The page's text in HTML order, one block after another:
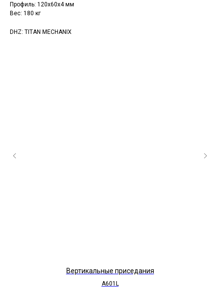
Профиль: 120x60x4 мм
Вес: 180 кг
DHZ: TITAN MECHANIX
Вертикальные приседания
A601L